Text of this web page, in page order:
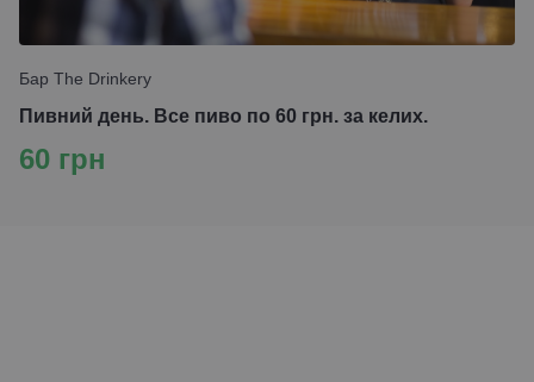
Бар The Drinkery
Пивний день. Все пиво по 60 грн. за келих.
60 грн